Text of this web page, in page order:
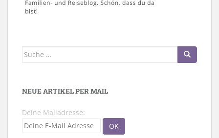
Suche
NEUE ARTIKEL PER MAIL
Deine Mailadresse: